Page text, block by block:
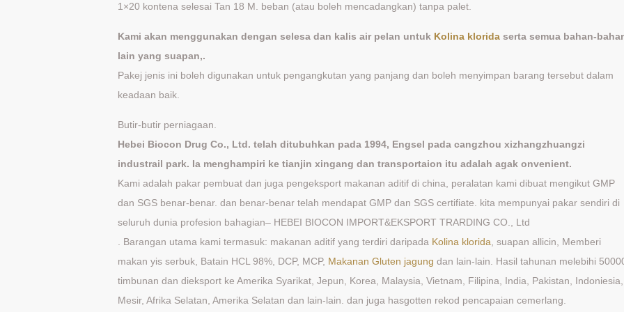
1×20 kontena selesai Tan 18 M. beban (atau boleh mencadangkan) tanpa palet.
Kami akan menggunakan dengan selesa dan kalis air pelan untuk Kolina klorida serta semua bahan-
lain yang suapan,.
Pakej jenis ini boleh digunakan untuk pengangkutan yang panjang dan boleh menyimpan barang tersebut dalam
keadaan baik.
Butir-butir perniagaan.
Hebei Biocon Drug Co., Ltd. telah ditubuhkan pada 1994, Engsel pada cangzhou xizhangzhuangzi
industrail park. Ia menghampiri ke tianjin xingang dan transportaion itu adalah agak onvenient.
Kami adalah pakar pembuat dan juga pengeksport makanan aditif di china, peralatan kami dibuat mengikut GMP
dan SGS benar-benar. dan benar-benar telah mendapat GMP dan SGS certifiate. kita mempunyai pakar sendiri di
seluruh dunia profesion bahagian– HEBEI BIOCON IMPORT&EKSPORT TRARDING CO., Ltd
. Barangan utama kami termasuk: makanan aditif yang terdiri daripada Kolina klorida , suapan allicin, Memberi
makan yis serbuk, Batain HCL 98%, DCP, MCP, Makanan Gluten jagung dan lain-lain. Hasil tahunan melebihi
timbunan dan dieksport ke Amerika Syarikat, Jepun, Korea, Malaysia, Vietnam, Filipina, India, Pakistan, Indoniesia,
Mesir, Afrika Selatan, Amerika Selatan dan lain-lain. dan juga hasgotten rekod pencapaian cemerlang.